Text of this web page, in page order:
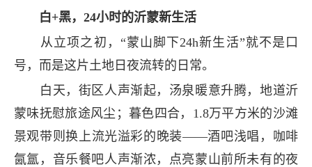
白+黑，24小时的沂蒙新生活
从立项之初，“蒙山脚下24h新生活”就不是口
号，而是这片土地日夜流转的日常。
白天，街区人声渐起，汤泉暖意升腾，地道沂
蒙味抚慰旅途风尘；暮色四合，1.8万平方米的沙滩
景观带则换上流光溢彩的晚装——酒吧浅唱，咖啡
氤氲，音乐餐吧人声渐浓，点亮蒙山前所未有的夜